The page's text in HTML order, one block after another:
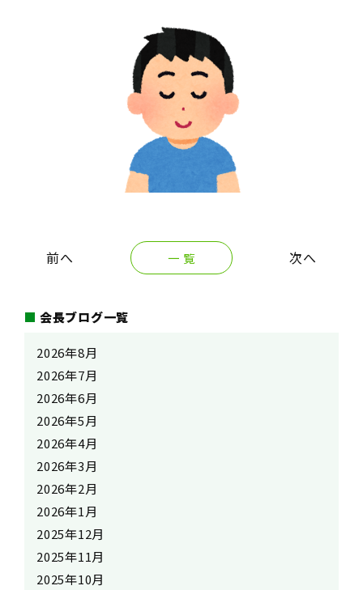
一 覧
会長ブログ一覧
2026年8月
2026年7月
2026年6月
2026年5月
2026年4月
2026年3月
2026年2月
2026年1月
2025年12月
2025年11月
2025年10月